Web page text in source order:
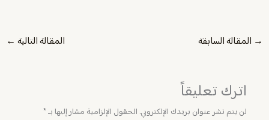
→ المقالة السابقة المقالة التالية ←
اترك تعليقاً
لن يتم نشر عنوان بريدك الإلكتروني. الحقول الإلزامية مشار إليها بـ*